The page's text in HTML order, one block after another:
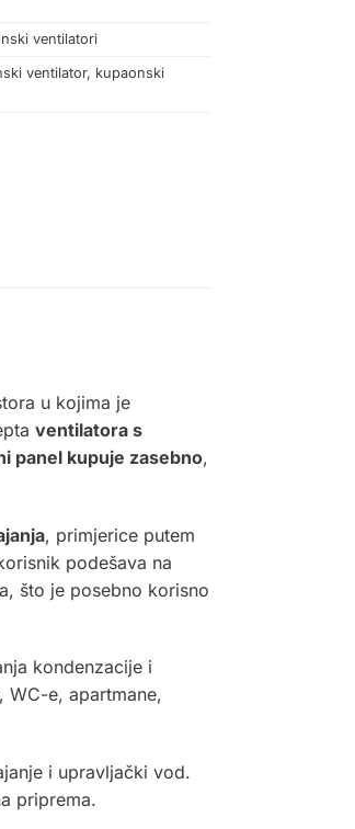
ventilatori
ventilator, kupaonski
u kojima je
ventilatora s
panel kupuje zasebno,
, primjerice putem
podešava na
što je posebno korisno
kondenzacije i
e, apartmane,
i upravljački vod.
priprema.